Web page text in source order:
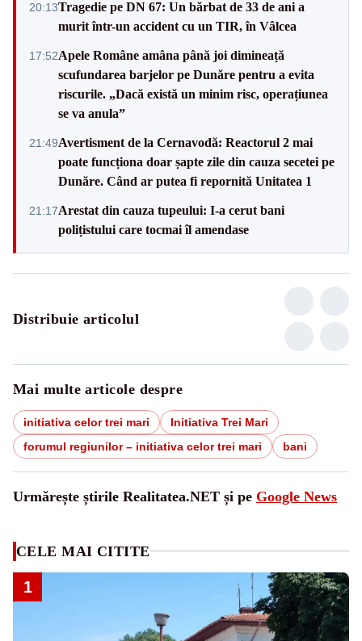
20:13Tragedie pe DN 67: Un bărbat de 33 de ani a
murit într-un accident cu un TIR, în Vâlcea
17:52Apele Române amâna până joi dimineață
scufundarea barjelor pe Dunăre pentru a evita
riscurile. „Dacă există un minim risc, operațiunea
se va anula”
21:49Avertisment de la Cernavodă: Reactorul 2 mai
poate funcționa doar șapte zile din cauza secetei pe
Dunăre. Când ar putea fi repornită Unitatea 1
21:17Arestat din cauza tupeului: I-a cerut bani
polițistului care tocmai îl amendase
Distribuie articolul
Mai multe articole despre
initiativa celor trei mari
Initiativa Trei Mari
forumul regiunilor – initiativa celor trei mari
bani
Urmărește știrile Realitatea.NET și pe Google News
CELE MAI CITITE
1